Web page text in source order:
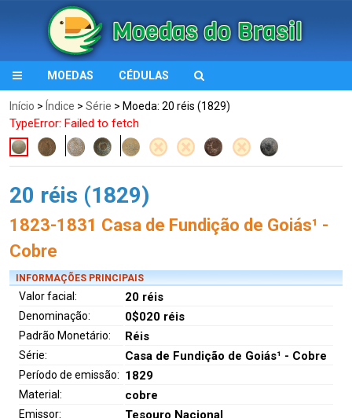
MOEDAS CÉDULAS
Início > Índice > Série > Moeda: 20 réis (1829)
TypeError: Failed to fetch
20 réis (1829)
1823-1831 Casa de Fundição de Goiás¹ -
Cobre
INFORMAÇÕES PRINCIPAIS
Valor facial: 20 réis
Denominação: 0$020 réis
Padrão Monetário: Réis
Série: Casa de Fundição de Goiás¹ - Cobre
Período de emissão: 1829
Material: cobre
Emissor: Tesouro Nacional